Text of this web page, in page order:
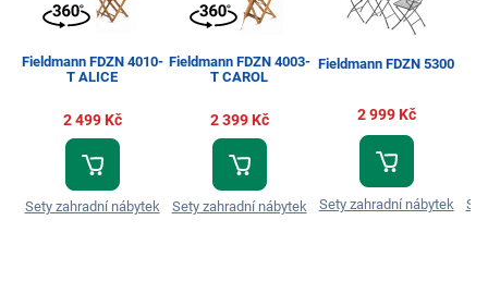
Fieldmann FDZN 4010-
T ALICE
2 499 Kč
Sety zahradní nábytek
Fieldmann FDZN 4003-
T CAROL
2 399 Kč
Sety zahradní nábytek
Fieldmann FDZN 5300
2 999 Kč
Sety zahradní nábytek